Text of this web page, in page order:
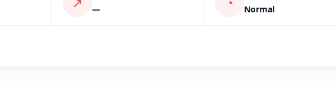
—
Normal